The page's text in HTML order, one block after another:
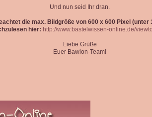
Und nun seid Ihr dran.
die max. Bildgröße von 600 x 600 Pixel (unter
hier: http://www.bastelwissen-online.de/
Liebe Grüße
Euer Bawion-Team!